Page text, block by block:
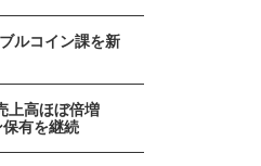
ルコイン課を新
上高ほぼ倍増
有を継続